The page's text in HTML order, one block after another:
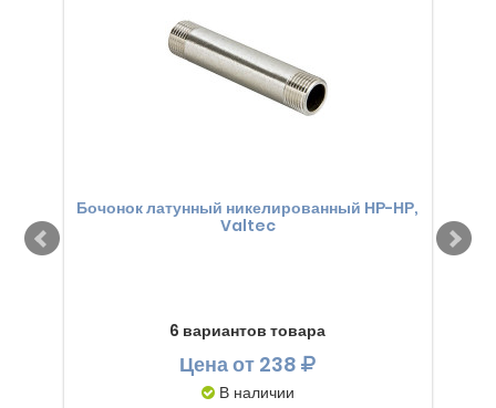
Бочонок латунный никелированный НР-НР,
Valtec
6 вариантов товара
Ценаот 238
В наличии